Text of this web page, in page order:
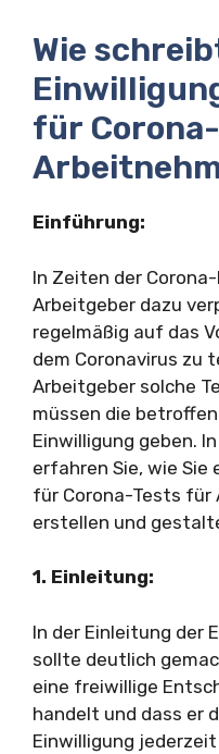
Wie
für
Einführung:
In Zeiten der
Arbeitgeber dazu
regelmäßig auf das
dem Coronavirus zu
Arbeitgeber solche
müssen die
Einwilligung geben.
erfahren Sie, wie Sie
für Corona-Tests für
erstellen und
1. Einleitung:
In der Einleitung der
sollte deutlich
eine freiwillige
handelt und dass er
Einwilligung